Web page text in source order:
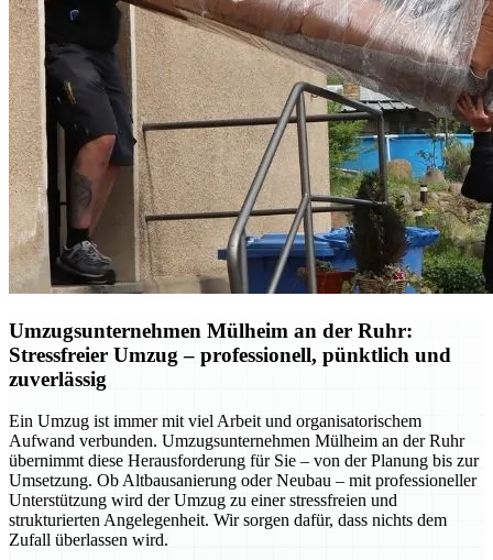
Umzugsunternehmen Mülheim an der Ruhr:
Stressfreier Umzug – professionell, pünktlich und
zuverlässig
Ein Umzug ist immer mit viel Arbeit und organisatorischem
Aufwand verbunden. Umzugsunternehmen Mülheim an der Ruhr
übernimmt diese Herausforderung für Sie – von der Planung bis zur
Umsetzung. Ob Altbausanierung oder Neubau – mit professioneller
Unterstützung wird der Umzug zu einer stressfreien und
strukturierten Angelegenheit. Wir sorgen dafür, dass nichts dem
Zufall überlassen wird.